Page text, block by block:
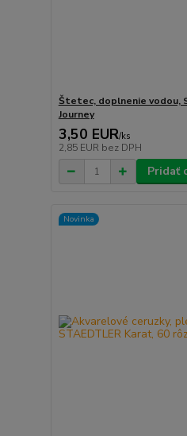
Štetec, doplnenie vodou,
Journey
3,50 EUR/ks
2,85 EUR bez DPH
Pridať
Novinka